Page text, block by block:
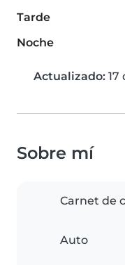
Tarde
Noche
Actualizado: 17
Sobre mí
Carnet de
Auto